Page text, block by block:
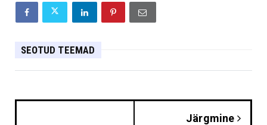
SEOTUD TEEMAD
Järgmine